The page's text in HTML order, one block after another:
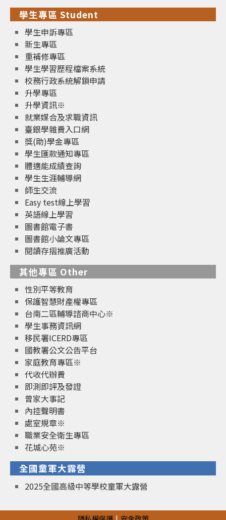
學生專區 Student
學生申訴專區
新生專區
重補修專區
學生學習歷程檔案系統
校務行政系統解鎖申請
升學專區
升學資訊※
就業媒合及求職資訊
臺銀學雜費入口網
獎(助)學金專區
學生匯款通知專區
體適能成績查詢
學生生涯輔導網
師生交流
Easy test線上學習
英語線上學習
圖書館電子書
圖書館小論文專區
閱讀存摺推廣活動
其他專區 Other
性別平等教育
保護智慧財產權專區
台南二區輔導諮商中心※
學生事務資訊網
移民署ICERD專區
國教署公文公告平台
家庭教育專區※
代收代辦費
即測即評及發證
曾家大事記
內控聲明書
處室規章※
職業安全衛生專區
花城心苑※
全國童軍大露營
2025全國高級中等學校童軍大露營